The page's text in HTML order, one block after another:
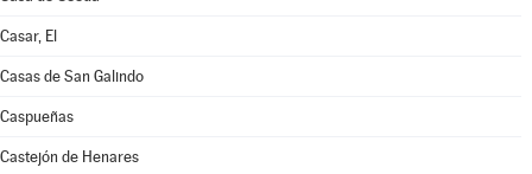
Casar, El
Casas de San Galindo
Caspueñas
Castejón de Henares